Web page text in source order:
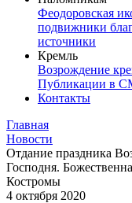
Феодоровская
подвижники
источники
Кремль
Возрождение
Публикации в
Контакты
Главная
Новости
Отдание праздника
Господня.
Костромы
4 октября 2020